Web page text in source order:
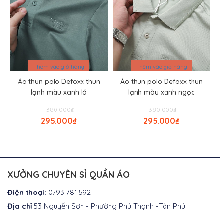
Thêm vào giỏ hàng
Áo thun polo Defoxx thun
lạnh màu xanh lá
₫
380.000 Giá
gốc
là:
₫
295.000
₫295.000.
Thêm vào giỏ hàng
Áo thun polo Defoxx thun
lạnh màu xanh ngọc
₫
380.000 Giá
gốc
là:
₫
295.000
XƯỞNG CHUYÊN SỈ QUẦN ÁO
Điện thoại: 0793.781.592
Địa chỉ:53 Nguyễn Sơn - Phường Phú Thạnh -Tân Phú